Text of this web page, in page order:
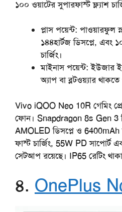
১০০ ওয়াটের সুপারফাস্ট ফ্ল্যাশ
প্লাস পয়েন্ট: পাওয়ারফুল
১৪৪হার্টজ ডিসপ্লে, এবং
চার্জিং।
মাইনাস পয়েন্ট: ইউজার
অ্যাপ বা ব্লটওয়্যার থাকতে
Vivo iQOO Neo 10R গেমিং
ফোন। Snapdragon 8s Gen 3
AMOLED ডিসপ্লে ও 6400mAh
ফাস্ট চার্জিং, 55W PD সাপোর্ট
সেটআপ রয়েছে। IP65 রেটিং
৪. OnePlus